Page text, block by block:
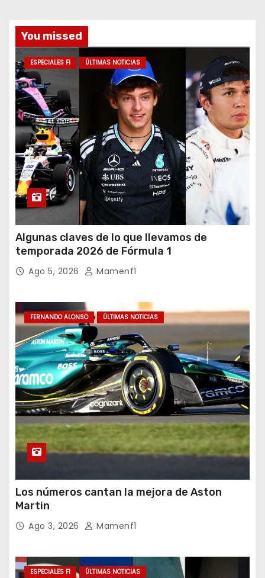
You missed
ESPECIALES F1 ÚLTIMAS NOTICIAS
Algunas claves de lo que llevamos de
temporada 2026 de Fórmula 1
Ago 5, 2026 Mamenf1
FERNANDO ALONSO ÚLTIMAS NOTICIAS
Los números cantan la mejora de Aston
Martin
Ago 3, 2026 Mamenf1
ESPECIALES F1 ÚLTIMAS NOTICIAS